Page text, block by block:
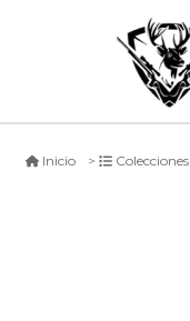
Inicio Colecciones